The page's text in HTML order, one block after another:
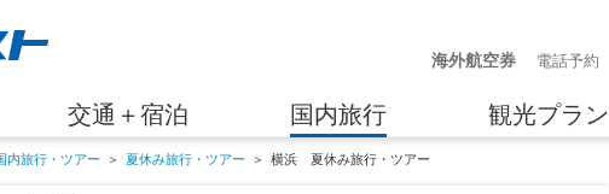
海外航空券
電話予約
交通＋宿泊 国内旅行 観光プラン
内旅行・ツアー ＞ 夏休み旅行・ツアー ＞ 横浜 夏休み旅行・ツアー